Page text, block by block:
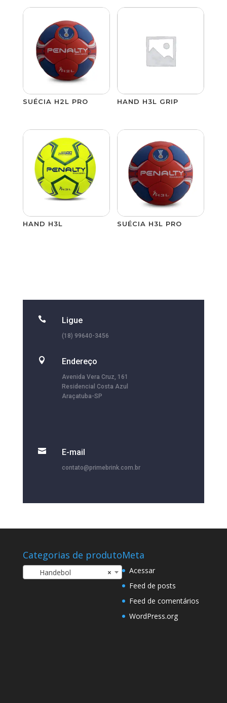
SUÉCIA H2L PRO HAND H3L GRIP
HAND H3L SUÉCIA H3L PRO
 Ligue
(18) 99640-3456
 Endereço
Avenida Vera Cruz, 161
Residencial Costa Azul
Araçatuba-SP
 E-mail
contato@primebrink.com.br
Categorias de produto
×
Handebol
Meta
Acessar
Feed de posts
Feed de comentários
WordPress.org